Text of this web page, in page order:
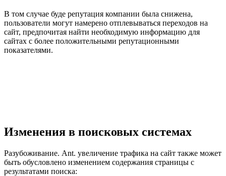
В том случае буде репутация компании была снижена,
пользователи могут намерено отплевываться переходов на
сайт, предпочитая найти необходимую информацию для
сайтах с более положительными репутационными
показателями.
Изменения в поисковых системах
Разубоживание. Ant. увеличение трафика на сайт также может
быть обусловлено изменением содержания страницы с
результатами поиска: